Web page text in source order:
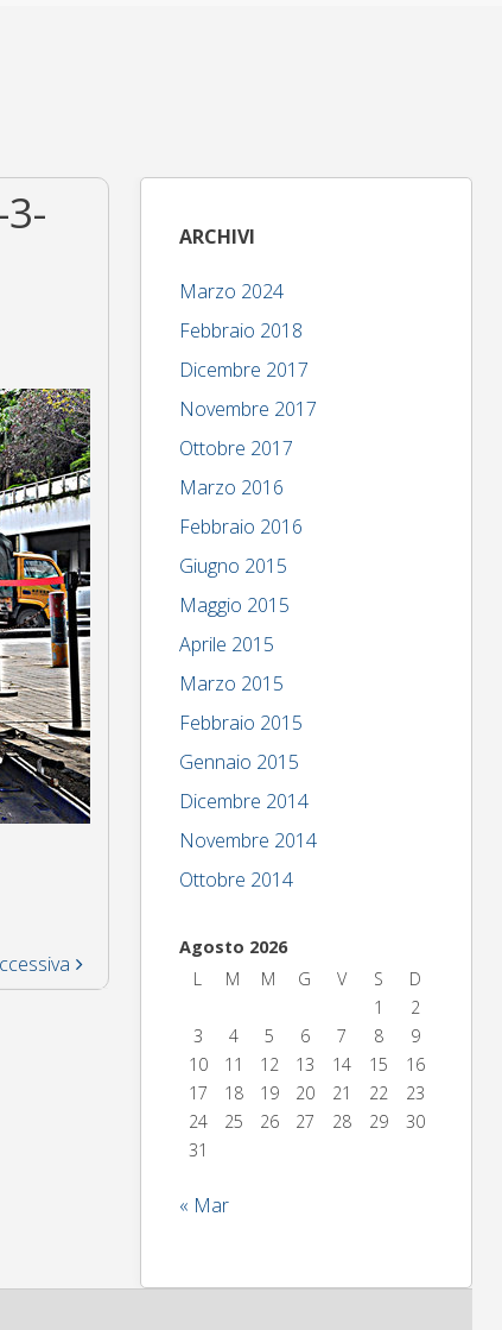
ARCHIVI
Marzo 2024
Febbraio 2018
Dicembre 2017
Novembre 2017
Ottobre 2017
Marzo 2016
Febbraio 2016
Giugno 2015
Maggio 2015
Aprile 2015
Marzo 2015
Febbraio 2015
Gennaio 2015
Dicembre 2014
Novembre 2014
Ottobre 2014
Agosto 2026
L
M M G V S
D
1
2
3
4 5 6 7 8
9
10
11 12 13 14 15
16
17
18 19 20 21 22
23
24
25 26 27 28 29
30
31
« Mar